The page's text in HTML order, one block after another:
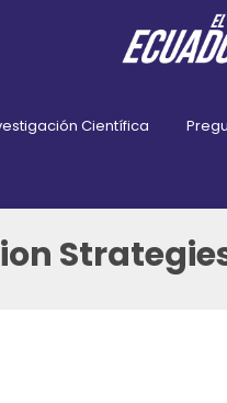
Científica